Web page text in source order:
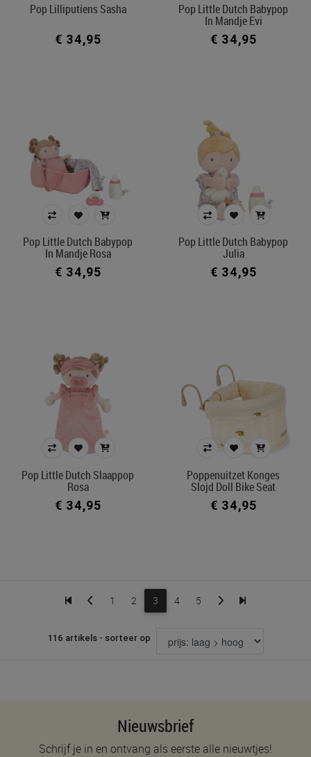
Pop Lilliputiens Sasha
€ 34,95
Pop Little Dutch Babypop
In Mandje Evi
€ 34,95
Pop Little Dutch Babypop
In Mandje Rosa
€ 34,95
Pop Little Dutch Babypop
Julia
€ 34,95
Pop Little Dutch Slaappop
Rosa
€ 34,95
Poppenuitzet Konges
Slojd Doll Bike Seat
€ 34,95
1 2 3 4 5
116 artikels - sorteer op
Nieuwsbrief
Schrijf je in en ontvang als eerste alle nieuwtjes!